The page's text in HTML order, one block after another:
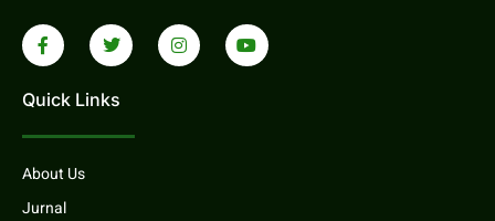
Quick Links
About Us
Jurnal